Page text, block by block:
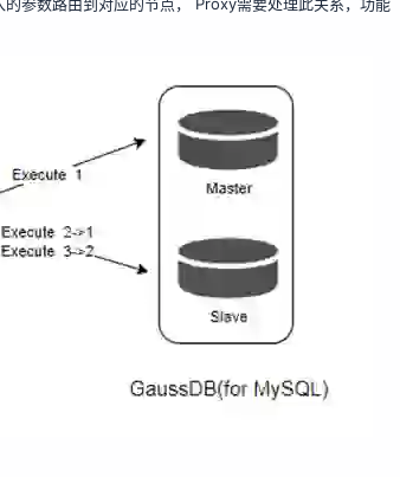
参数路由到对应的节点， Proxy需要处理此关系，功能